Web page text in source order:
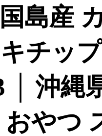
島産
チッ
│ 沖縄
おやつ